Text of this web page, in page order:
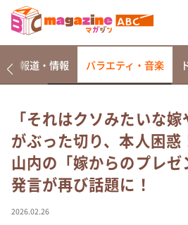
なるみ・岡村の過ぎるTV
相席食堂
これ余談なんですけど・・・
～人生密着トークバラエティ！
て真剣です
報道・情報 バラエティ・音楽
「それはクソみたいな
がぶった切り、本人困惑
山内の「嫁からのプレゼ
発言が再び話題に！
2026.02.26